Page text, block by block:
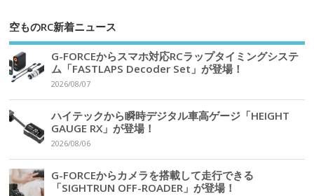
空ものRC新着ニュース
G-FORCEからスマホ対応RCラップタイミングシステ
ム「FASTLAPS Decoder Set」が登場！
2026/08/07
ハイテックから瞬時デジタル車高ゲージ「HEIGHT
GAUGE RX」が登場！
2026/08/06
G-FORCEからカメラを搭載して走行できる
「SIGHTRUN OFF-ROADER」が登場！